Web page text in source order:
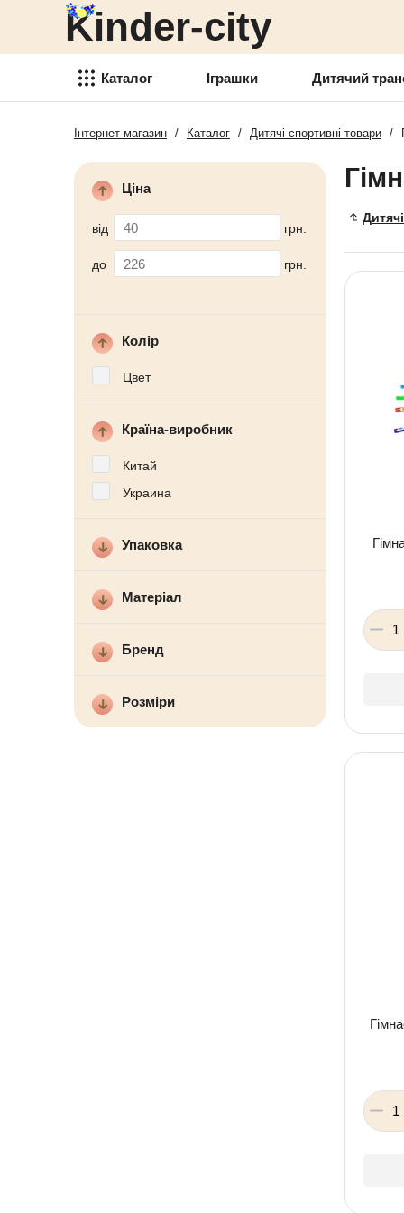
Kinder-city
Каталог
Іграшки
Детский транспорт
творчества
Детские спортивные товары
Аксессуары для детей
Детские украшения
Товары для праздника
Новогодние украшения
Детская книга
Товары для маленьких детей
Канцелярские товары
Іграшки Дитячий
Детский транспорт
Товары для детского
Детские спортивные товары
Товари для активного отдыха
Аксессуары для детей
Детские украшения
Детская косметика
Новогодние украшения
Детская мебель
Детская книга
Товары для маленьких детей
Канцелярские товары
Інтернет-магазин / Каталог / Дитячі спортивні товари /
Ціна
від грн.
до грн.
Колір
Цвет
Країна-виробник
Китай
Украина
Упаковка
Матеріал
Бренд
Розміри